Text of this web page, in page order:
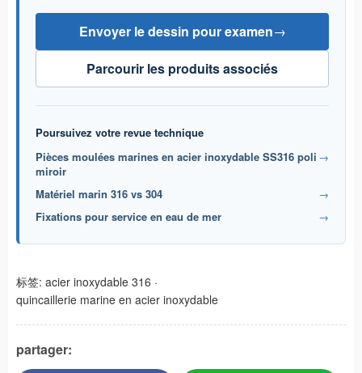
Envoyer le dessin pour examen→
Parcourir les produits associés
Poursuivez votre revue technique
Pièces moulées marines en acier inoxydable SS316 poli
miroir
→
Matériel marin 316 vs 304
→
Fixations pour service en eau de mer
→
标签: acier inoxydable 316 ·
quincaillerie marine en acier inoxydable
partager: